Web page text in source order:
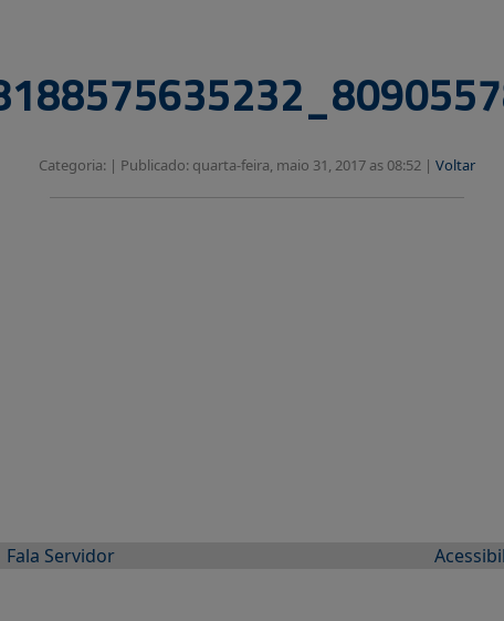
Categoria: | Publicado: quarta-feira, maio 31, 2017 as 08:52 | Voltar
Fala Servidor